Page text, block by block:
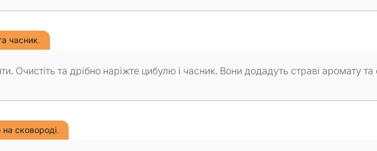
часник.
Очистіть та дрібно наріжте цибулю і часник. Вони додадуть страві аромату
сковороді.